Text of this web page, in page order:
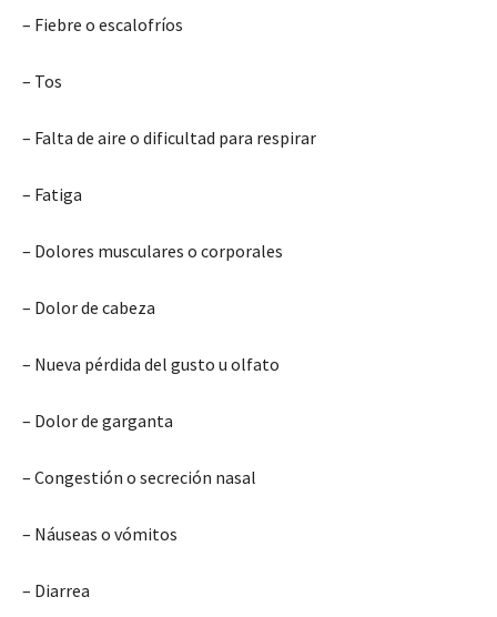
– Fiebre o escalofríos
– Tos
– Falta de aire o dificultad para respirar
– Fatiga
– Dolores musculares o corporales
– Dolor de cabeza
– Nueva pérdida del gusto u olfato
– Dolor de garganta
– Congestión o secreción nasal
– Náuseas o vómitos
– Diarrea